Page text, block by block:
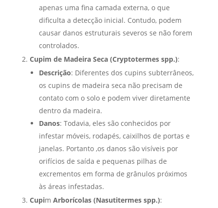
apenas uma fina camada externa, o que
dificulta a detecção inicial. Contudo, podem
causar danos estruturais severos se não forem
controlados.
Cupim de Madeira Seca (Cryptotermes spp.):
Descrição: Diferentes dos cupins subterrâneos,
os cupins de madeira seca não precisam de
contato com o solo e podem viver diretamente
dentro da madeira.
Danos: Todavia, eles são conhecidos por
infestar móveis, rodapés, caixilhos de portas e
janelas. Portanto ,os danos são visíveis por
orifícios de saída e pequenas pilhas de
excrementos em forma de grânulos próximos
às áreas infestadas.
Cupim Arborícolas (Nasutitermes spp.):